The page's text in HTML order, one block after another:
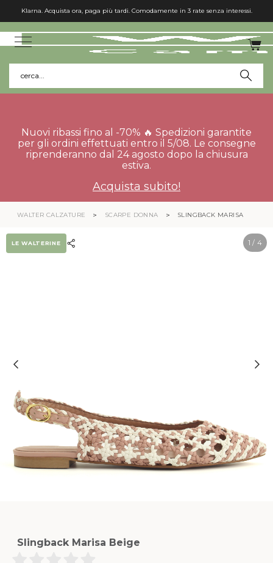
Klarna. Acquista ora, paga più tardi. Comodamente in 3 rate senza interessi.
cerca...
Nuovi ribassi fino al -70% 🔥 Spedizioni garantite
per gli ordini effettuati entro il 5/08. Le consegne
riprenderanno dal 24 agosto dopo la chiusura
estiva.
Acquista subito!
WALTER CALZATURE SCARPE DONNA SLINGBACK MARISA
1 / 4
LE WALTERINE
Slingback Marisa Beige